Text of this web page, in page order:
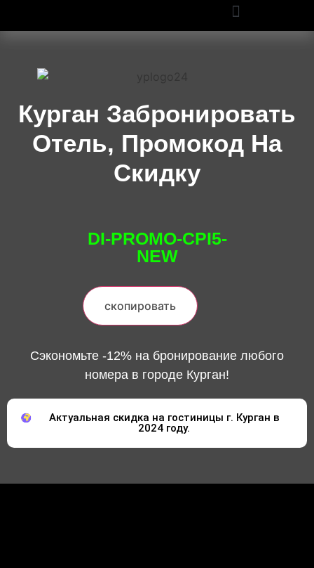
Курган Забронировать
Отель, Промокод На
Скидку
DI-PROMO-CPI5-
NEW
скопировать
Сэкономьте -12% на бронирование любого
номера в городе Курган!
Актуальная скидка на гостиницы г. Курган в
2024 году.